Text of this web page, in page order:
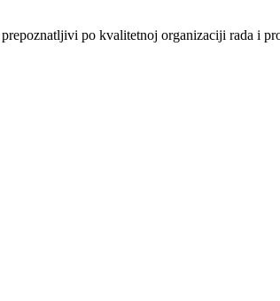
po kvalitetnoj organizaciji rada i